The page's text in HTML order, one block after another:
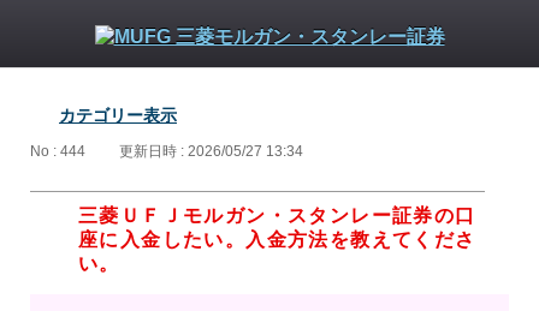
カテゴリー表示
No : 444 更新日時 : 2026/05/27 13:34
三菱ＵＦＪモルガン・スタンレー証券の口
座に入金したい。入金方法を教えてくださ
い。